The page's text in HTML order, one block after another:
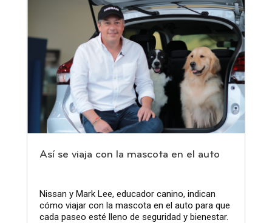
Así se viaja con la mascota en el auto
Nissan y Mark Lee, educador canino, indican
cómo viajar con la mascota en el auto para que
cada paseo esté lleno de seguridad y bienestar.